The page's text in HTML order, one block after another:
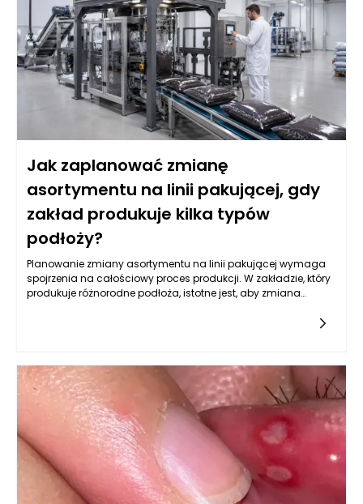
odpowiednie dostosowanie ich parametrów pracy. Właściwe
zrozumienie przyczyn tej sytuacji to pierwszy krok do
znalezienia skutecznych rozwiązań.
Jak zaplanować zmianę
asortymentu na linii pakującej, gdy
zakład produkuje kilka typów
podłoży?
Planowanie zmiany asortymentu na linii pakującej wymaga
spojrzenia na całościowy proces produkcji. W zakładzie, który
produkuje różnorodne podłoża, istotne jest, aby zmiana
analiza, które rodzaje podłoży cieszą się największym
zainteresowaniem oraz jakie zmiany mogą być wdrożone,
aby sprostać wymaganiom rynku. W tym kontekście maszyny
pakujące do ziemi ogrodowej muszą być odpowiednio
zaprogramowane, aby mogły obsługiwać różnorodne
produkty, zapewniając jednocześnie wysoką jakość
pakowania.